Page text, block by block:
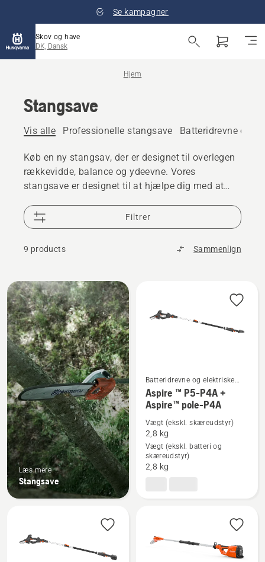
Se kampagner
Skov og have
DK, Dansk
Hjem
Stangsave
Vis alle Professionelle stangsave Batteridrevne og
Køb en ny stangsav, der er designet til overlegen
rækkevidde, balance og ydeevne. Vores
stangsave er designet til at hjælpe dig med at
Vi tilbyder en række benzin- og batteridrevne
stangsave, både til privat og professionel brug.
Filtrer
9 products Sammenlign
Alle
produkter
Læs mere
Stangsave
Se
flere
detaljer
om
Aspire
pole-
Batteridrevne og elektriske
stangsave
Aspire ™ P5-P4A +
Aspire™ pole-P4A
Vægt (ekskl. skæreudstyr)
2,8 kg
Vægt (ekskl. batteri og
skæreudstyr)
2,8 kg